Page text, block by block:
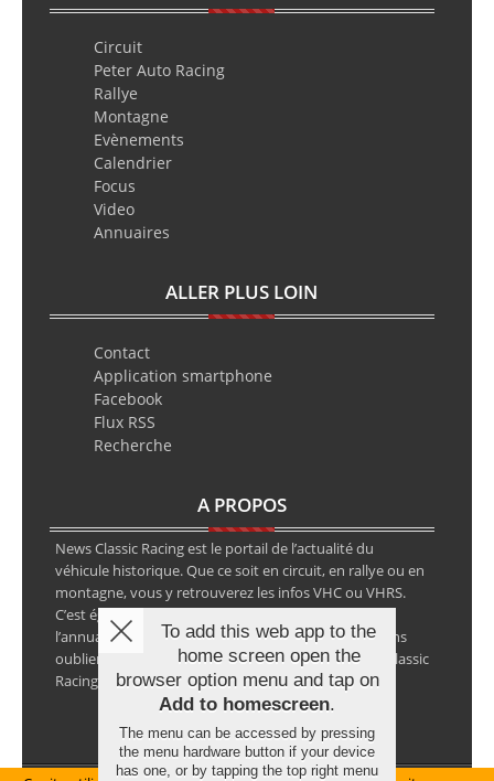
Circuit
Peter Auto Racing
Rallye
Montagne
Evènements
Calendrier
Focus
Video
Annuaires
ALLER PLUS LOIN
Contact
Application smartphone
Facebook
Flux RSS
Recherche
A PROPOS
News Classic Racing est le portail de l’actualité du
véhicule historique. Que ce soit en circuit, en rallye ou en
montagne, vous y retrouverez les infos VHC ou VHRS.
C’est également le calendrier des épreuves ainsi que
l’annuaire des spécialistes de la voiture ancienne, sans
oublier les petites annonces avec notre partenaire Classic
Racing Annonces.
To add this web app to the
home screen open the
browser option menu and tap on
Add to homescreen.
The menu can be accessed by pressing
the menu hardware button if your device
has one, or by tapping the top right menu